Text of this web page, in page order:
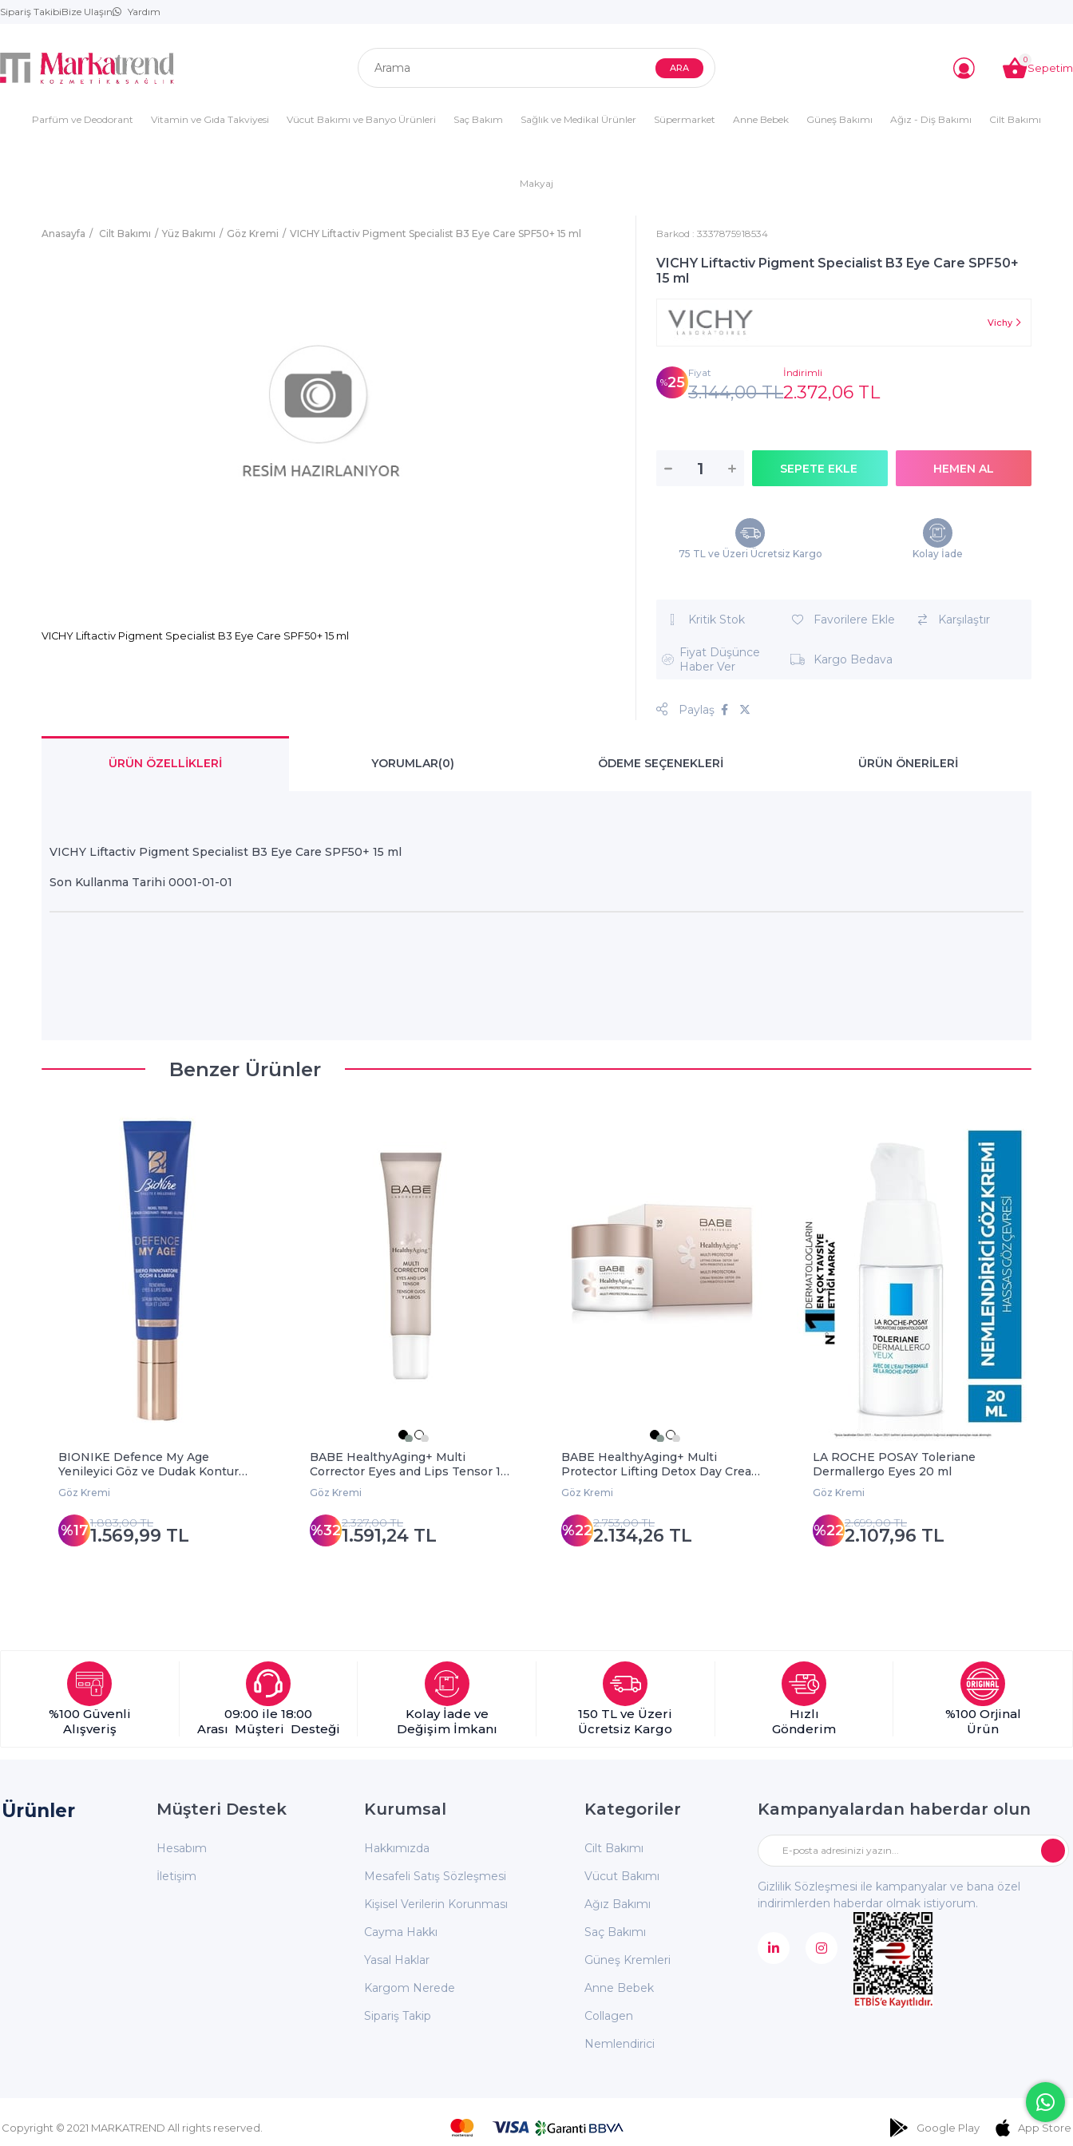
Sipariş TakibiBize Ulaşın Yardım
Sepetim
0
Parfüm ve Deodorant Vitamin ve Gıda Takviyesi Vücut Bakımı ve Banyo Ürünleri Saç Bakım Sağlık ve Medikal Ürünler Süpermarket Anne Bebek Güneş Bakımı Ağız - Diş Bakımı Cilt Bakımı
Makyaj
Anasayfa Cilt Bakımı Yüz Bakımı Göz Kremi VICHY Liftactiv Pigment Specialist B3 Eye Care SPF50+ 15 ml
VICHY Liftactiv Pigment Specialist B3 Eye Care SPF50+ 15 ml
Barkod : 3337875918534
VICHY Liftactiv Pigment Specialist B3 Eye Care SPF50+
15 ml
Vichy
25
Fiyat
3.144,00 TL
İndirimli
2.372,06 TL
75 TL ve Üzeri Ücretsiz Kargo Kolay İade
Kritik Stok Favorilere Ekle Karşılaştır
Fiyat Düşünce
Haber Ver
Kargo Bedava
Paylaş
ÜRÜN ÖZELLIKLERI YORUMLAR(0) ÖDEME SEÇENEKLERI ÜRÜN ÖNERILERI
VICHY Liftactiv Pigment Specialist B3 Eye Care SPF50+ 15 ml
Son Kullanma Tarihi 0001-01-01
Benzer Ürünler
BIONIKE Defence My Age
Yenileyici Göz ve Dudak Kontur
Serumu 15 ml
Göz Kremi
%171.569,99 TL
1.883,00 TL
BABE HealthyAging+ Multi
Corrector Eyes and Lips Tensor 15
ml
Göz Kremi
%321.591,24 TL
2.327,00 TL
BABE HealthyAging+ Multi
Protector Lifting Detox Day Cream
SPF30 50 ml
Göz Kremi
%222.134,26 TL
2.753,00 TL
LA ROCHE POSAY Toleriane
Dermallergo Eyes 20 ml
Göz Kremi
%222.107,96 TL
2.699,00 TL
%100 Güvenli
Alışveriş
09:00 ile 18:00
Arası Müşteri Desteği
Kolay İade ve
Değişim İmkanı
150 TL ve Üzeri
Ücretsiz Kargo
Hızlı
Gönderim
%100 Orjinal
Ürün
Ürünler Müşteri Destek
Hesabım
İletişim
Kurumsal
Hakkımızda
Mesafeli Satış Sözleşmesi
Kişisel Verilerin Korunması
Cayma Hakkı
Yasal Haklar
Kargom Nerede
Sipariş Takip
Kategoriler
Cilt Bakımı
Vücut Bakımı
Ağız Bakımı
Saç Bakımı
Güneş Kremleri
Anne Bebek
Collagen
Nemlendirici
Kampanyalardan haberdar olun
Gizlilik Sözleşmesi ile kampanyalar ve bana özel
indirimlerden haberdar olmak istiyorum.
Copyright © 2021 MARKATREND All rights reserved. Google Play App Store